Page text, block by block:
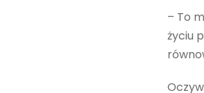
– To
życiu